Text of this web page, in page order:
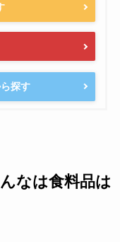
探す
なは食料品は